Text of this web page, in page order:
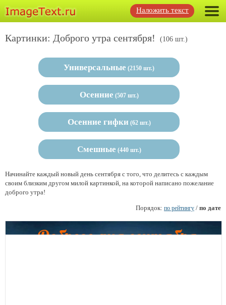
Наложить текст
Картинки: Доброго утра сентября! (106 шт.)
Универсальные (2150 шт.)
Осенние (507 шт.)
Осенние гифки(62 шт.)
Смешные (440 шт.)
Начинайте каждый новый день сентября с того, что делитесь с каждым
своим близким другом милой картинкой, на которой написано пожелание
доброго утра!
Порядок: по рейтингу / по дате